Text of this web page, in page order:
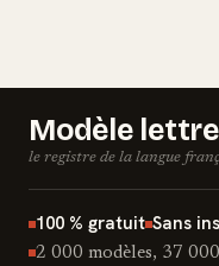
Modèle
le registre de la langue
100 % gratuit Sans
2 000 modèles, 37